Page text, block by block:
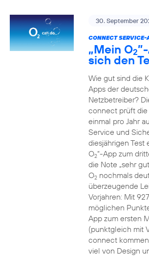
30. September
CONNECT
„Mein O2
sich den
Wie gut sind die
Apps der
Netzbetreiber?
connect prüft
einmal pro Jahr
Service und
diesjährigen Test
O2“-App zum
die Note „sehr
O2nochmals
überzeugende
Vorjahren: Mit
möglichen
App zum ersten
(punktgleich mit
connect
viel von Design